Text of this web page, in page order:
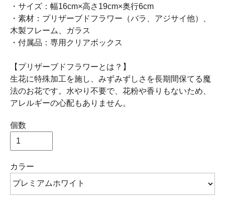
・サイズ：幅16cm×高さ19cm×奥行6cm
・素材：プリザーブドフラワー（バラ、アジサイ他）、
木製フレーム、ガラス
・付属品：専用クリアボックス
【プリザーブドフラワーとは？】
生花に特殊加工を施し、みずみずしさを長期間保てる魔
法のお花です。水やり不要で、花粉や香りもないため、
アレルギーの心配もありません。
個数
カラー